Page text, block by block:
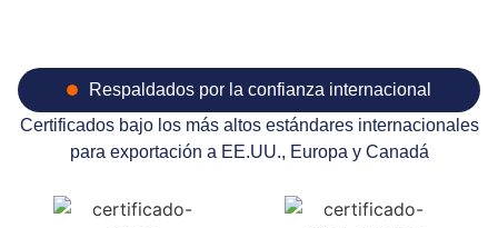
Respaldados por la confianza internacional
Certificados bajo los más altos estándares internacionales
para exportación a EE.UU., Europa y Canadá